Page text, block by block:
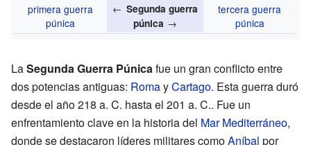
primera guerra
púnica
← Segunda guerra
púnica →
tercera guerra
púnica
LaSegunda Guerra Púnicafue un gran conflicto entre
dos potencias antiguas: RomayCartago. Esta guerra duró
desde el año218 a. C. hasta el 201 a. C.. Fue un
enfrentamiento clave en la historia del Mar Mediterráneo,
donde se destacaron líderes militares comoAníbal por